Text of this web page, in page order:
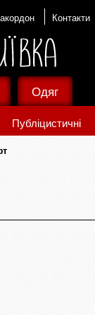
Контакти
Публіцистичні
Одяг